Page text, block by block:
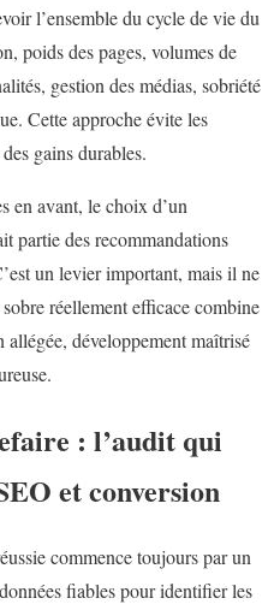
l’ensemble du cycle de vie du
poids des pages, volumes de
gestion des médias, sobriété
Cette approche évite les
gains durables.
en avant, le choix d’un
partie des recommandations
un levier important, mais il ne
réellement efficace combine
développement maîtrisé
: l’audit qui
et conversion
commence toujours par un
fiables pour identifier les